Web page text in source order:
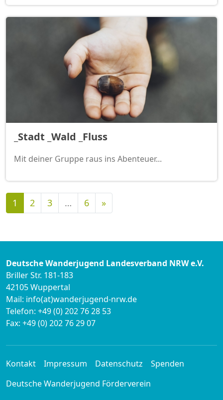
_Stadt _Wald _Fluss
Mit deiner Gruppe raus ins Abenteuer...
1 2 3 … 6 »Nächste
Deutsche Wanderjugend Landesverband NRW e.V.
Briller Str. 181-183
42105 Wuppertal
Mail: info(at)wanderjugend-nrw.de
Telefon: +49 (0) 202 76 28 53
Fax: +49 (0) 202 76 29 07
Kontakt Impressum Datenschutz
Spenden
Deutsche Wanderjugend Förderverein